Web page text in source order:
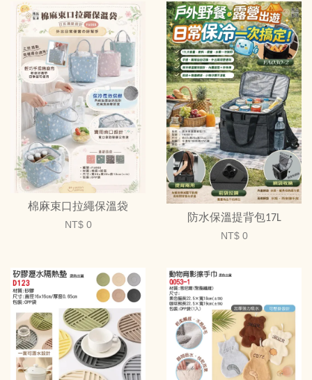
棉麻束口拉繩保溫袋
NT$ 0
防水保溫提背包17L
NT$ 0